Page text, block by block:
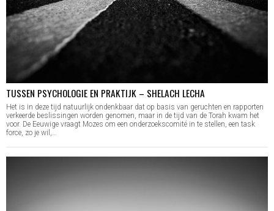
TUSSEN PSYCHOLOGIE EN PRAKTIJK – SHELACH LECHA
Het is in deze tijd natuurlijk ondenkbaar dat op basis van geruchten en rapporten
verkeerde beslissingen worden genomen, maar in de tijd van de Torah kwam het
voor. De Eeuwige vraagt Mozes om een onderzoekscomité in te stellen, een task
force, zo je wil,…